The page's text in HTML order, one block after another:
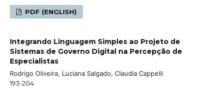
PDF (ENGLISH)
Integrando Linguagem Simples ao Projeto de
Sistemas de Governo Digital na Percepção de
Especialistas
Rodrigo Oliveira, Luciana Salgado, Claudia Cappelli
193-204